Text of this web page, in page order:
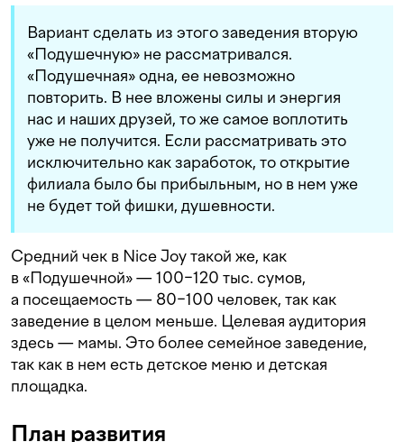
Вариант сделать из этого заведения вторую
«Подушечную» не рассматривался.
«Подушечная» одна, ее невозможно
повторить. В нее вложены силы и энергия
нас и наших друзей, то же самое воплотить
уже не получится. Если рассматривать это
исключительно как заработок, то открытие
филиала было бы прибыльным, но в нем уже
не будет той фишки, душевности.
Средний чек в Nice Joy такой же, как
в «Подушечной» — 100−120 тыс. сумов,
а посещаемость — 80−100 человек, так как
заведение в целом меньше. Целевая аудитория
здесь — мамы. Это более семейное заведение,
так как в нем есть детское меню и детская
площадка.
План развития